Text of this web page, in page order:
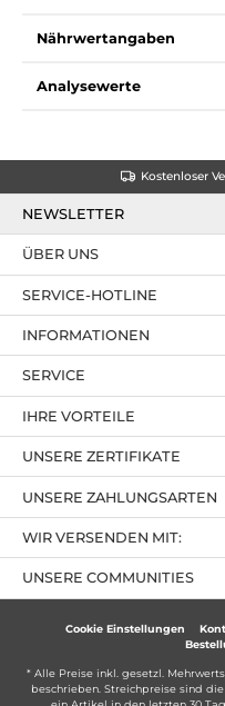
Nährwertangaben
Analysewerte
Kostenloser
NEWSLETTER
SERVICE-HOTLINE
IHRE VORTEILE
UNSERE ZAHLUNGSARTEN
ÜBER UNS
UNSERE ZERTIFIKATE
INFORMATIONEN
SERVICE
UNSERE COMMUNITIES
WIR VERSENDEN MIT:
Cookie Einstellungen
* Alle Preise inkl. gesetzl.
beschrieben. Streichpreise sind